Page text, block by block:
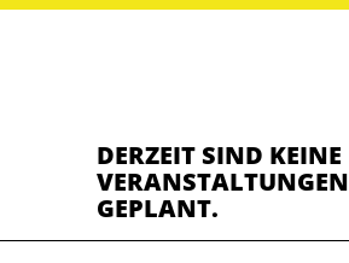
DERZEIT SIND KEINE
VERANSTALTUNGEN
GEPLANT.